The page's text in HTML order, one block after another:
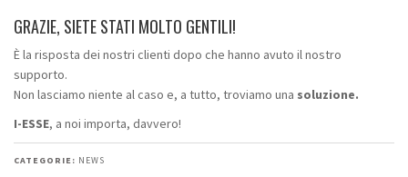
GRAZIE, SIETE STATI MOLTO GENTILI!
È la risposta dei nostri clienti dopo che hanno avuto il nostro
supporto.
Non lasciamo niente al caso e, a tutto, troviamo una soluzione.
I-ESSE, a noi importa, davvero!
CATEGORIE: NEWS